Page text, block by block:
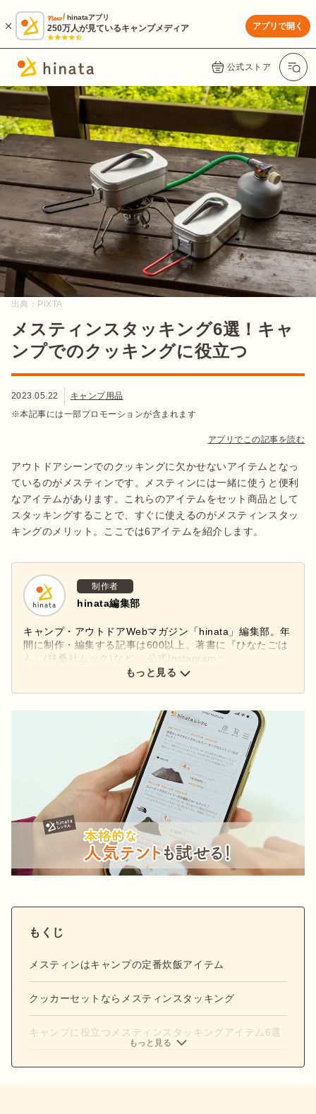
hinataアプリ
250万人が見ているキャンプメディア アプリで開く
公式ストア
出典： PIXTA
メスティンスタッキング6選！キャ
ンプでのクッキングに役立つ
2023.05.22
キャンプ用品
※本記事には一部プロモーションが含まれます
アプリでこの記事を読む
アウトドアシーンでのクッキングに欠かせないアイテムとなっ
ているのがメスティンです。メスティンには一緒に使うと便利
なアイテムがあります。これらのアイテムをセット商品として
スタッキングすることで、すぐに使えるのがメスティンスタッ
キングのメリット。ここでは6アイテムを紹介します。
制作者
hinata編集部
キャンプ・アウトドアWebマガジン「hinata」編集部。年
間に制作・編集する記事は600以上。著書に『ひなたごは
ん』(扶桑社ムック)など。 公式Instagram：
もっと見る
もくじ
メスティンはキャンプの定番炊飯アイテム
クッカーセットならメスティンスタッキング
キャンプに役立つメスティンスタッキングアイテム6選
もっと見る